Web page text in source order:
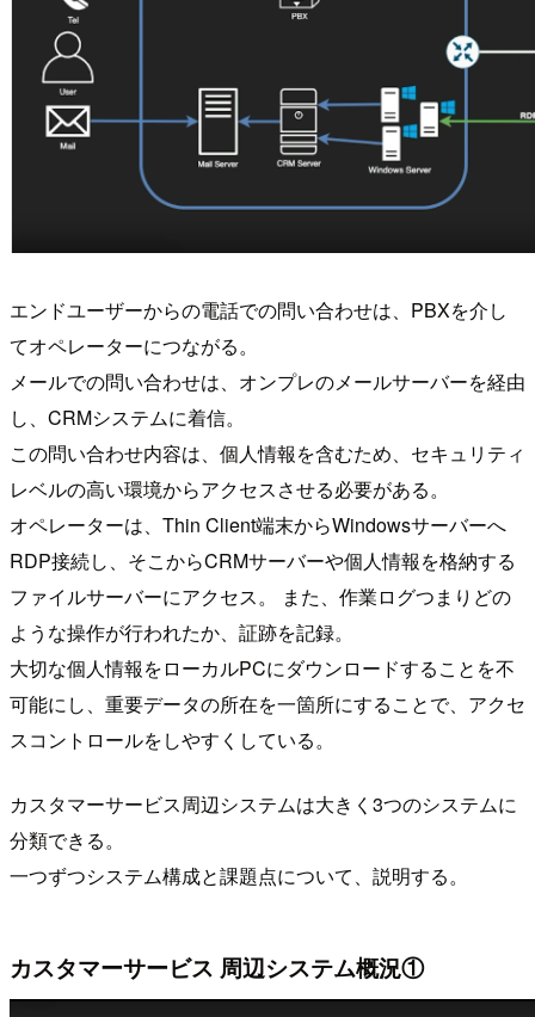
エンドユーザーからの電話での問い合わせは、PBXを介し
てオペレーターにつながる。
メールでの問い合わせは、オンプレのメールサーバーを経由
し、CRMシステムに着信。
この問い合わせ内容は、個人情報を含むため、セキュリティ
レベルの高い環境からアクセスさせる必要がある。
オペレーターは、Thin Client端末からWindowsサーバーへ
RDP接続し、そこからCRMサーバーや個人情報を格納する
ファイルサーバーにアクセス。 また、作業ログつまりどの
ような操作が行われたか、証跡を記録。
大切な個人情報をローカルPCにダウンロードすることを不
可能にし、重要データの所在を一箇所にすることで、アクセ
スコントロールをしやすくしている。
カスタマーサービス周辺システムは大きく3つのシステムに
分類できる。
一つずつシステム構成と課題点について、説明する。
カスタマーサービス 周辺システム概況①